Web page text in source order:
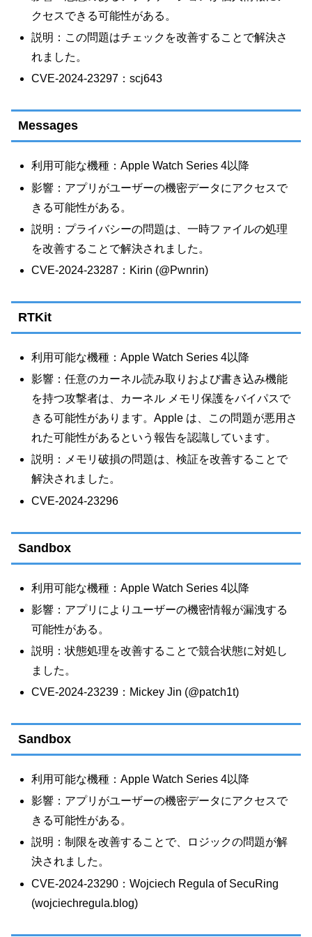
クセスできる可能性がある。
説明：この問題はチェックを改善することで解決さ
れました。
CVE-2024-23297：scj643
Messages
利用可能な機種：Apple Watch Series 4以降
影響：アプリがユーザーの機密データにアクセスで
きる可能性がある。
説明：プライバシーの問題は、一時ファイルの処理
を改善することで解決されました。
CVE-2024-23287：Kirin (@Pwnrin)
RTKit
利用可能な機種：Apple Watch Series 4以降
影響：任意のカーネル読み取りおよび書き込み機能
を持つ攻撃者は、カーネル メモリ保護をバイパスで
きる可能性があります。Apple は、この問題が悪用さ
れた可能性があるという報告を認識しています。
説明：メモリ破損の問題は、検証を改善することで
解決されました。
CVE-2024-23296
Sandbox
利用可能な機種：Apple Watch Series 4以降
影響：アプリによりユーザーの機密情報が漏洩する
可能性がある。
説明：状態処理を改善することで競合状態に対処し
ました。
CVE-2024-23239：Mickey Jin (@patch1t)
Sandbox
利用可能な機種：Apple Watch Series 4以降
影響：アプリがユーザーの機密データにアクセスで
きる可能性がある。
説明：制限を改善することで、ロジックの問題が解
決されました。
CVE-2024-23290：Wojciech Regula of SecuRing
(wojciechregula.blog)